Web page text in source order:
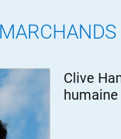
MARCHANDS
Clive
humaine